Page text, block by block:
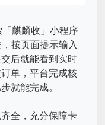
麒麟收」小程序
按页面提示输入
后就能看到实时
单，平台完成核
就能完成。
全，充分保障卡